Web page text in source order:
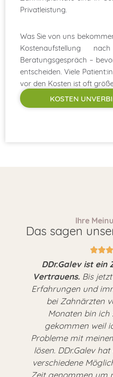
Privatleistung.
Was Sie von uns
Kostenaufstellung
Beratungsgespräch –
entscheiden. Viele
vor den Kosten ist oft
KOSTEN
Ihre
Das sagen
DDr.Galev ist ein
Vertrauens. Bis
Erfahrungen und
bei Zahnärzten
Monaten bin ich
gekommen weil
Probleme mit
lösen. DDr.Galev
verschiedene
Zeit genommen um